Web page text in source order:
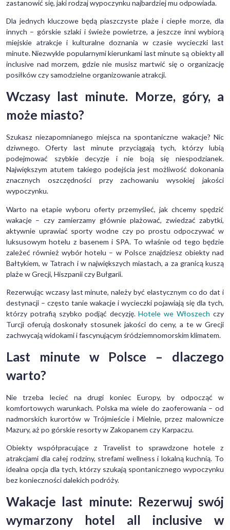
zastanowić się, jaki rodzaj wypoczynku najbardziej mu odpowiada.
Dla jednych kluczowe będą piaszczyste plaże i ciepłe morze, dla
innych – górskie szlaki i świeże powietrze, a jeszcze inni wybiorą
miejskie atrakcje i kulturalne doznania w czasie wycieczki last
minute. Niezwykle popularnymi kierunkami last minute są obiekty all
inclusive nad morzem, gdzie nie musisz martwić się o organizację
posiłków czy samodzielne organizowanie atrakcji.
Wczasy last minute. Morze, góry, a
może miasto?
Szukasz niezapomnianego miejsca na spontaniczne wakacje? Nic
dziwnego. Oferty last minute przyciągają tych, którzy lubią
podejmować szybkie decyzje i nie boją się niespodzianek.
Największym atutem takiego podejścia jest możliwość dokonania
znacznych oszczędności przy zachowaniu wysokiej jakości
wypoczynku.
Warto na etapie wyboru oferty przemyśleć, jak chcemy spędzić
wakacje – czy zamierzamy głównie plażować, zwiedzać zabytki,
aktywnie uprawiać sporty wodne czy po prostu odpoczywać w
luksusowym hotelu z basenem i SPA. To właśnie od tego będzie
zależeć również wybór hotelu – w Polsce znajdziesz obiekty nad
Bałtykiem, w Tatrach i w największych miastach, a za granicą kuszą
plaże w Grecji, Hiszpanii czy Bułgarii.
Rezerwując wczasy last minute, należy być elastycznym co do dat i
destynacji – często tanie wakacje i wycieczki pojawiają się dla tych,
którzy potrafią szybko podjąć decyzję.Hotele we Włoszech czy
Turcji oferują doskonały stosunek jakości do ceny, a te w Grecji
zachwycają widokami i fascynującym śródziemnomorskim klimatem.
Last minute w Polsce – dlaczego
warto?
Nie trzeba lecieć na drugi koniec Europy, by odpocząć w
komfortowych warunkach. Polska ma wiele do zaoferowania – od
nadmorskich kurortów w Trójmieście i Mielnie, przez malownicze
Mazury, aż po górskie resorty w Zakopanem czy Karpaczu.
Obiekty współpracujące z Travelist to sprawdzone hotele z
atrakcjami dla całej rodziny, strefami wellness i lokalną kuchnią. To
idealna opcja dla tych, którzy szukają spontanicznego wypoczynku
bez konieczności dalekich podróży.
Wakacje last minute: Rezerwuj swój
wymarzony hotel all inclusive w